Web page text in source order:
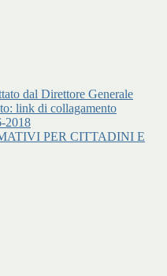
dal Direttore Generale
link di collagamento
2018
PER CITTADINI E